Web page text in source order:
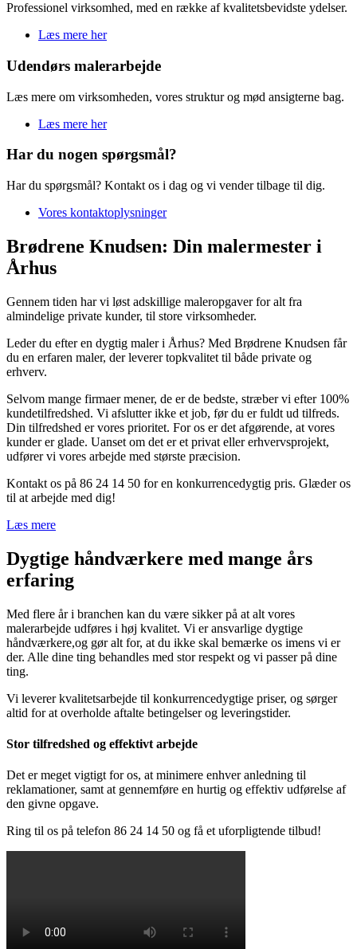
Professionel virksomhed, med en række af kvalitetsbevidste ydelser.
Læs mere her
Udendørs malerarbejde
Læs mere om virksomheden, vores struktur og mød ansigterne bag.
Læs mere her
Har du nogen spørgsmål?
Har du spørgsmål? Kontakt os i dag og vi vender tilbage til dig.
Vores kontaktoplysninger
Brødrene Knudsen: Din malermester i
Århus
Gennem tiden har vi løst adskillige maleropgaver for alt fra
almindelige private kunder, til store virksomheder.
Leder du efter en dygtig maler i Århus? Med Brødrene Knudsen får
du en erfaren maler, der leverer topkvalitet til både private og
erhverv.
Selvom mange firmaer mener, de er de bedste, stræber vi efter 100%
kundetilfredshed. Vi afslutter ikke et job, før du er fuldt ud tilfreds.
Din tilfredshed er vores prioritet. For os er det afgørende, at vores
kunder er glade. Uanset om det er et privat eller erhvervsprojekt,
udfører vi vores arbejde med største præcision.
Kontakt os på 86 24 14 50 for en konkurrencedygtig pris. Glæder os
til at arbejde med dig!
Læs mere
Dygtige håndværkere med mange års
erfaring
Med flere år i branchen kan du være sikker på at alt vores
malerarbejde udføres i høj kvalitet. Vi er ansvarlige dygtige
håndværkere,og gør alt for, at du ikke skal bemærke os imens vi er
der. Alle dine ting behandles med stor respekt og vi passer på dine
ting.
Vi leverer kvalitetsarbejde til konkurrencedygtige priser, og sørger
altid for at overholde aftalte betingelser og leveringstider.
Stor tilfredshed og effektivt arbejde
Det er meget vigtigt for os, at minimere enhver anledning til
reklamationer, samt at gennemføre en hurtig og effektiv udførelse af
den givne opgave.
Ring til os på telefon 86 24 14 50 og få et uforpligtende tilbud!